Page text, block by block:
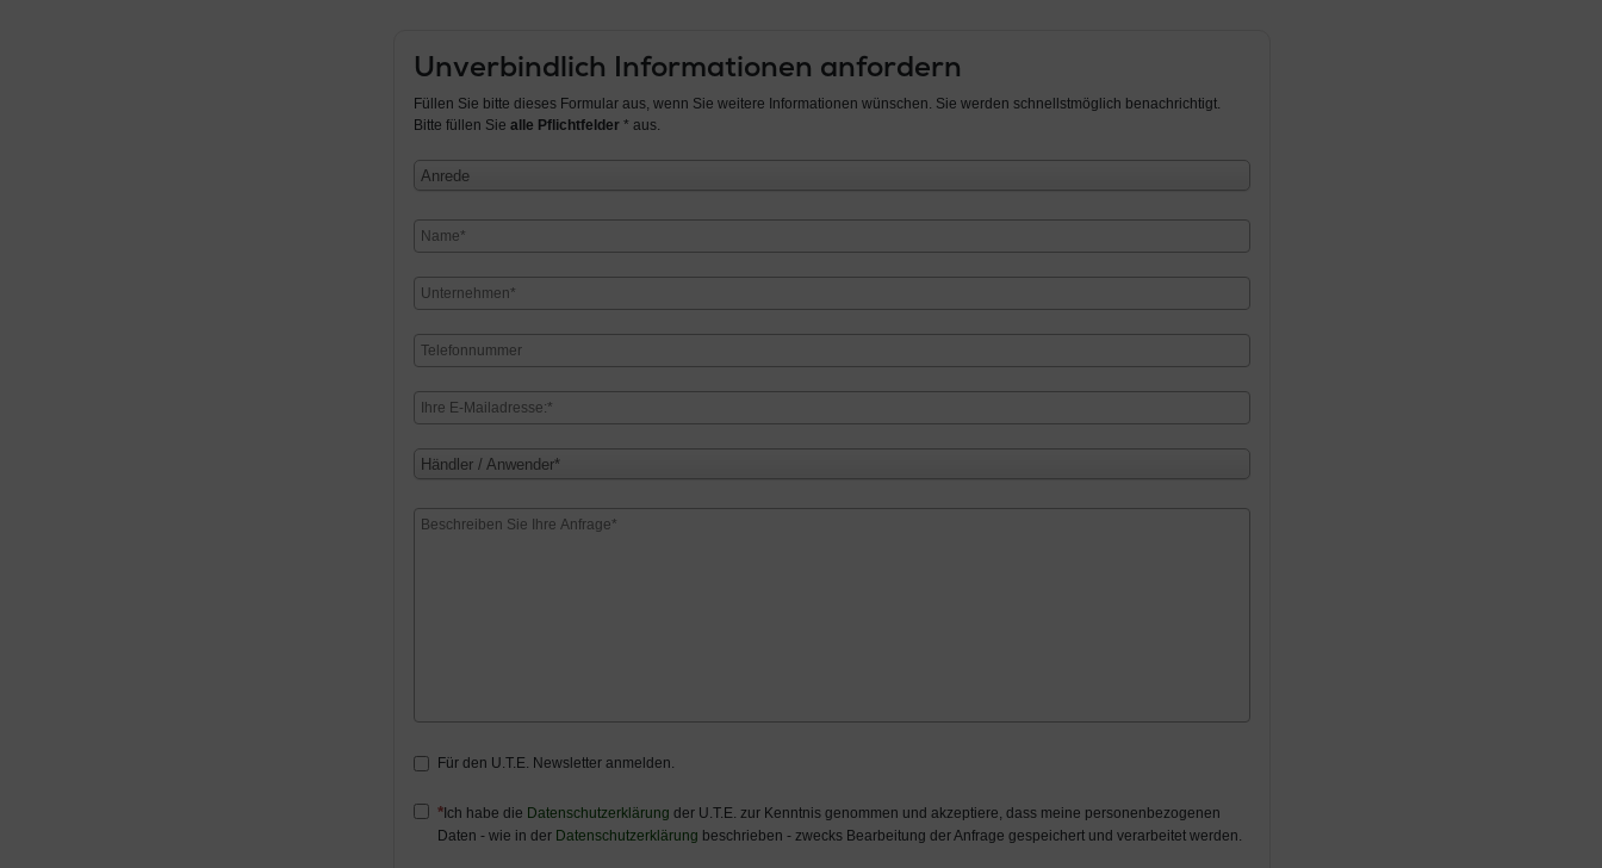
Unverbindlich Informationen anfordern
Füllen Sie bitte dieses Formular aus, wenn Sie weitere Informationen wünschen. Sie werden schnellstmöglich benachrichtigt.
Bitte füllen Sie alle Pflichtfelder* aus.
Anrede
Händler / Anwender*
Für den U.T.E. Newsletter anmelden.
Ich habe die Datenschutzerklärung der U.T.E. zur Kenntnis genommen und akzeptiere, dass meine personenbezogenen
Daten - wie in der Datenschutzerklärung beschrieben - zwecks Bearbeitung der Anfrage gespeichert und verarbeitet werden.